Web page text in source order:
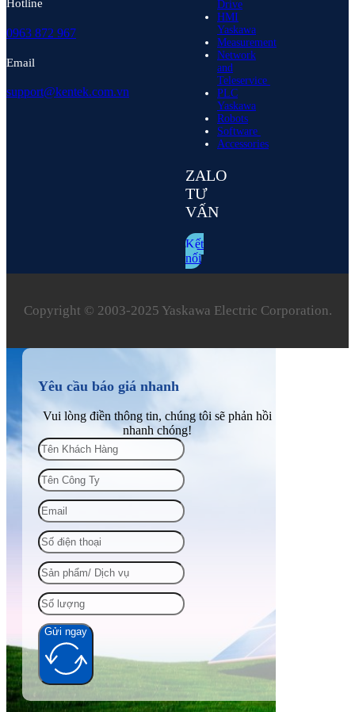
Hotline
0963 872 967
Email
support@kentek.com.vn
Drive
HMI
Yaskawa
Measurement
Network
and
Teleservice
PLC
Yaskawa
Robots
Software
Accessories
ZALO
TƯ
VẤN
Kết
nối
Copyright © 2003‑2025 Yaskawa Electric Corporation.
Yêu cầu báo giá nhanh
Vui lòng điền thông tin, chúng tôi sẽ phản hồi
nhanh chóng!
Gửi ngay